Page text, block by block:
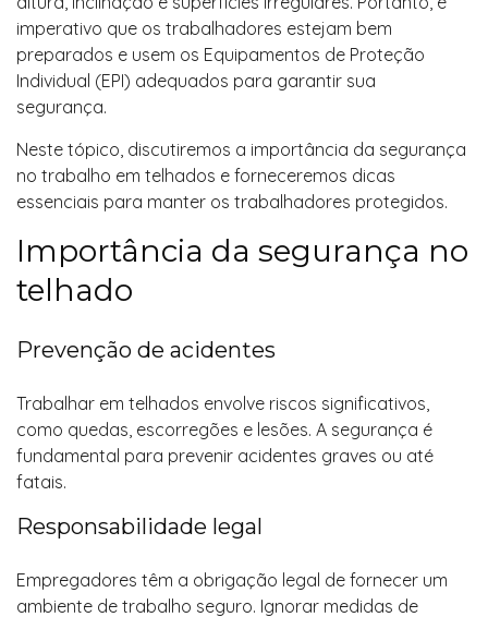
imperativo que os trabalhadores estejam bem
preparados e usem os Equipamentos de Proteção
Individual (EPI) adequados para garantir sua
segurança.
Neste tópico, discutiremos a importância da segurança
no trabalho em telhados e forneceremos dicas
essenciais para manter os trabalhadores protegidos.
Importância da segurança no
telhado
Prevenção de acidentes
Trabalhar em telhados envolve riscos significativos,
como quedas, escorregões e lesões. A segurança é
fundamental para prevenir acidentes graves ou até
fatais.
Responsabilidade legal
Empregadores têm a obrigação legal de fornecer um
ambiente de trabalho seguro. Ignorar medidas de